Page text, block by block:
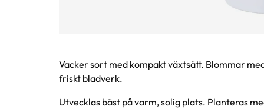
Produktinformation
Vacker sort med kompakt växtsätt. Blommar
friskt bladverk.
Utvecklas bäst på varm, solig plats. Planteras